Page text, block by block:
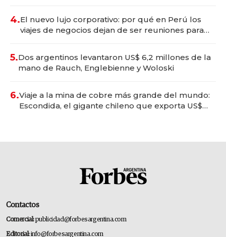
4.El nuevo lujo corporativo: por qué en Perú los
viajes de negocios dejan de ser reuniones para
5.Dos argentinos levantaron US$ 6,2 millones de la
mano de Rauch, Englebienne y Woloski
6.Viaje a la mina de cobre más grande del mundo:
Escondida, el gigante chileno que exporta US$
Contactos
Comercial:publicidad@forbesargentina.com
Editorial:info@forbesargentina.com